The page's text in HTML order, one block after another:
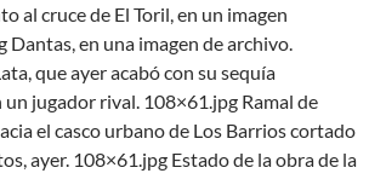
al cruce de El Toril, en un imagen
Dantas, en una imagen de archivo.
que ayer acabó con su sequía
un jugador rival. 108×61.jpg Ramal de
el casco urbano de Los Barrios cortado
ayer. 108×61.jpg Estado de la obra de la